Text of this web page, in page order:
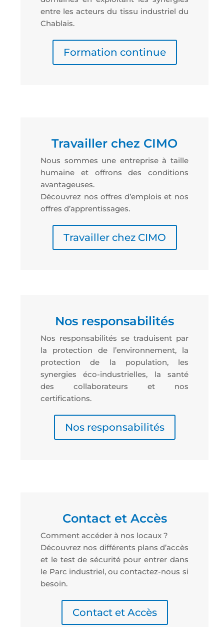
entre les acteurs du tissu industriel du
Chablais.
Formation continue
Travailler chez CIMO
Nous sommes une entreprise à taille
humaine et offrons des conditions
avantageuses.
Découvrez nos offres d’emplois et nos
offres d’apprentissages.
Travailler chez CIMO
Nos responsabilités
Nos responsabilités se traduisent par
la protection de l’environnement, la
protection de la population, les
synergies éco-industrielles, la santé
des collaborateurs et nos
certifications.
Nos responsabilités
Contact et Accès
Comment accéder à nos locaux ?
Découvrez nos différents plans d’accès
et le test de sécurité pour entrer dans
le Parc industriel, ou contactez-nous si
besoin.
Contact et Accès